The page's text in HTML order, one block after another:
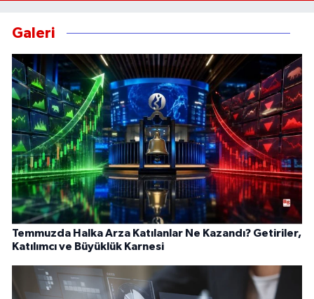
Galeri
Temmuzda Halka Arza Katılanlar Ne Kazandı? Getiriler,
Katılımcı ve Büyüklük Karnesi